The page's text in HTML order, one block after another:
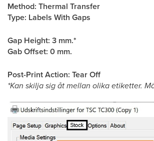
Method: Thermal Transfer
Type: Labels With Gaps
Gap Height: 3 mm.*
Gab Offset: 0 mm.
Post-Print Action: Tear Off
*Kan skilja sig åt mellan olika etiketter.